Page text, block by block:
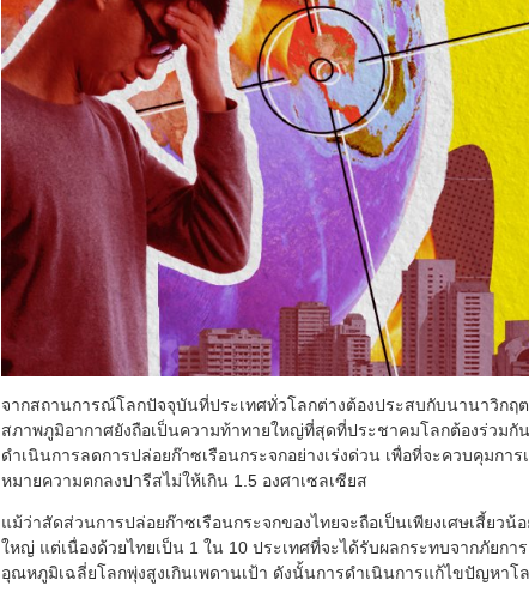
จากสถานการณ์โลกปัจจุบันที่ประเทศทั่วโลกต่างต้องประสบกับนานาวิก
สภาพภูมิอากาศยังถือเป็นความท้าทายใหญ่ที่สุดที่ประชาคมโลกต้องร่วมกั
ดำเนินการลดการปล่อยก๊าซเรือนกระจกอย่างเร่งด่วน เพื่อที่จะควบคุมก
หมายความตกลงปารีสไม่ให้เกิน 1.5 องศาเซลเซียส
แม้ว่าสัดส่วนการปล่อยก๊าซเรือนกระจกของไทยจะถือเป็นเพียงเศษเสี้ยวน้
ใหญ่ แต่เนื่องด้วยไทยเป็น 1 ใน 10 ประเทศที่จะได้รับผลกระทบจากภัยก
อุณหภูมิเฉลี่ยโลกพุ่งสูงเกินเพดานเป้า ดังนั้นการดำเนินการแก้ไขปัญหาโ